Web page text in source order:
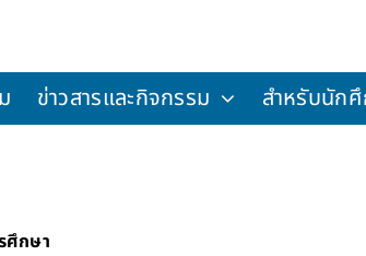
ข่าวสารและกิจกรรม สำหรับนัก
ศึกษา